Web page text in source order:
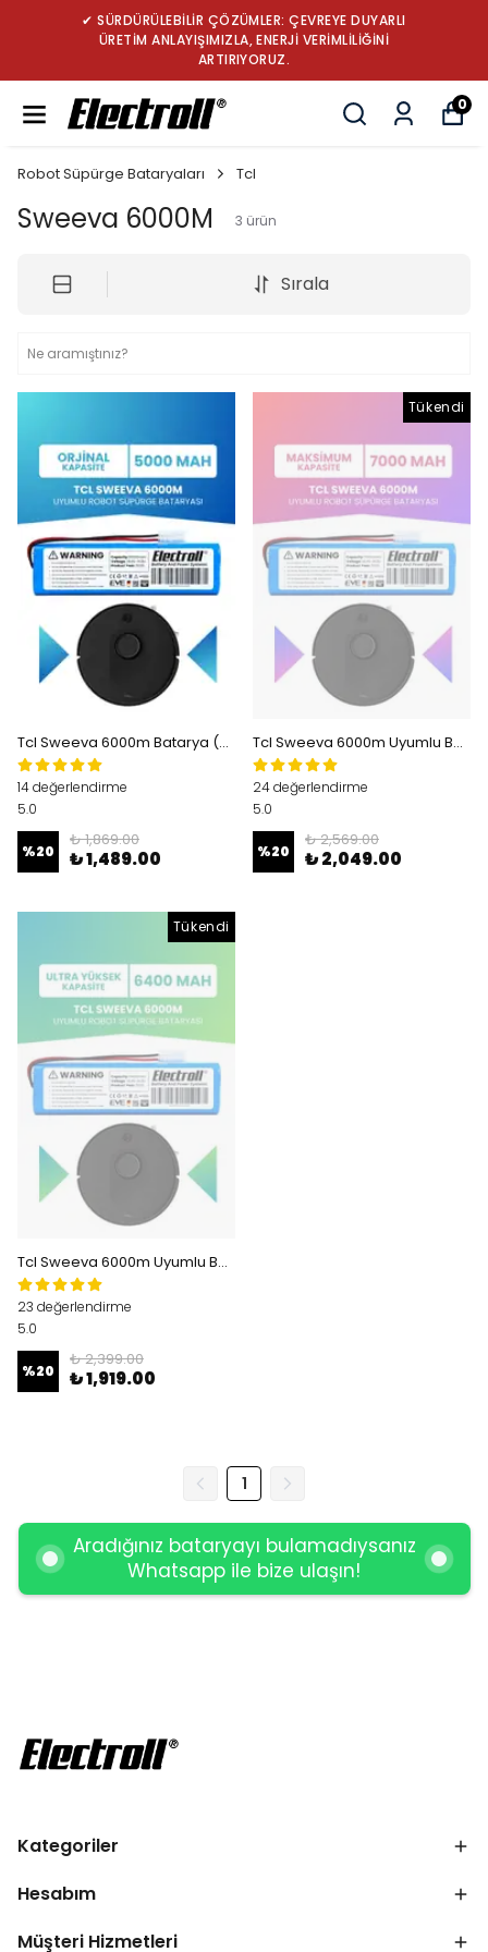
✔ SÜRDÜRÜLEBİLİR ÇÖZÜMLER: ÇEVREYE DUYARLI
ÜRETİM ANLAYIŞIMIZLA, ENERJİ VERİMLİLİĞİNİ
ARTIRIYORUZ.
0
Robot Süpürge Bataryaları Tcl
Sweeva 6000M 3 ürün
Sırala
Tcl Sweeva 6000m Batarya (STANDART KAPASİTE) 5000mah Pil Robot Süpürge Bataryası
14 değerlendirme
5.0
%20
₺ 1,869.00
₺ 1,489.00
Tükendi
Tcl Sweeva 6000m Uyumlu Batarya (MAKSİMUM KAPASİTE) 7000mah Pil Robot Süpürge Bataryası
24 değerlendirme
5.0
%20
₺ 2,569.00
₺ 2,049.00
Tükendi
Tcl Sweeva 6000m Uyumlu Batarya (ULTRA YÜKSEK KAPASİTE) 6400mah Pil Robot Süpürge Bataryası
23 değerlendirme
5.0
%20
₺ 2,399.00
₺ 1,919.00
1
Aradığınız bataryayı bulamadıysanız
Whatsapp ile bize ulaşın!
Kategoriler
Hesabım
Müşteri Hizmetleri